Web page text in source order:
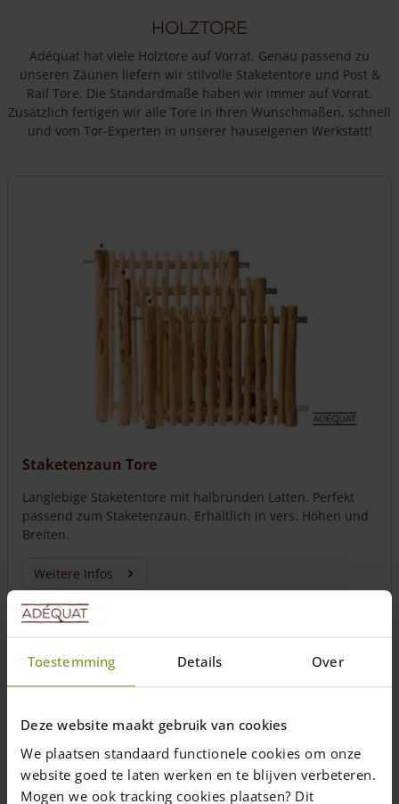
Toestemming Details Over
Deze website maakt gebruik van cookies
We plaatsen standaard functionele cookies om onze
website goed te laten werken en te blijven verbeteren.
Mogen we ook tracking cookies plaatsen? Dit
Holztore
Adéquat hat viele Holztore auf Vorrat. Genau passend zu
unseren Zäunen liefern wir stilvolle Staketentore und Post &
Rail Tore. Die Standardmaße haben wir immer auf Vorrat.
Zusätzlich fertigen wir alle Tore in Ihren Wunschmaßen, schnell
und vom Tor-Experten in unserer hauseigenen Werkstatt!
Staketenzaun Tore
Langlebige Staketentore mit halbrunden Latten. Perfekt
passend zum Staketenzaun. Erhältlich in vers. Höhen und
Breiten.
Weitere Infos